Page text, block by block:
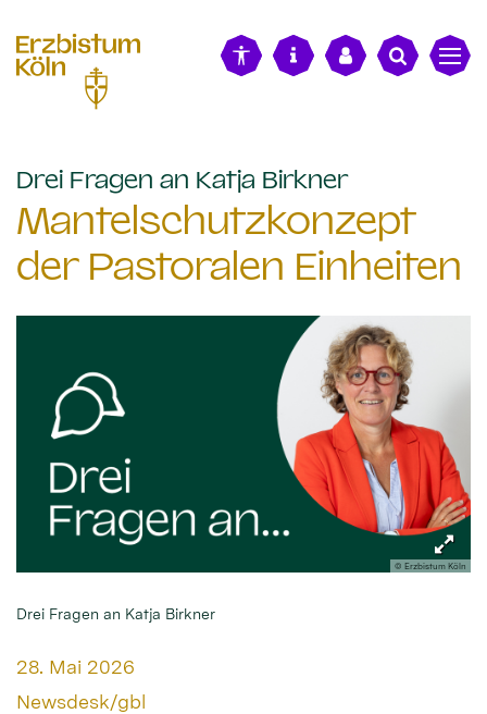
Drei Fragen an Katja Birkner:
Mantelschutzkonzept
der Pastoralen Einheiten
© Erzbistum Köln
Drei Fragen an Katja Birkner
Datum:
28. Mai 2026
Von:
Newsdesk/gbl